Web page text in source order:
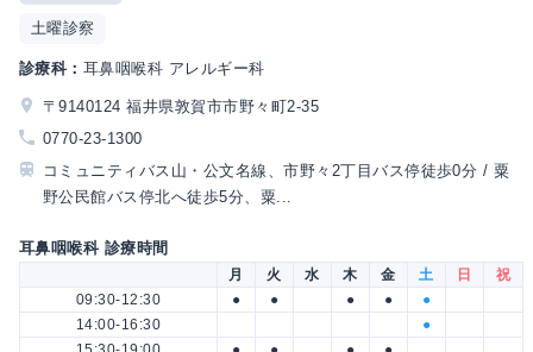
土曜診察
診療科： 耳鼻咽喉科 アレルギー科
〒9140124 福井県敦賀市市野々町2-35
0770-23-1300
コミュニティバス山・公文名線、市野々2丁目バス停徒歩0分 / 粟
野公民館バス停北へ徒歩5分、粟...
耳鼻咽喉科 診療時間
月 火 水 木 金 土 日
祝
09:30-12:30
● ● ● ●
●
14:00-16:30
●